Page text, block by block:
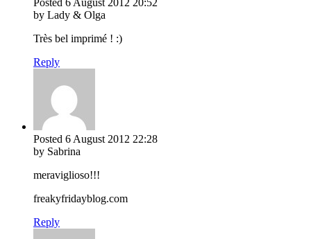
by Lady & Olga
Très bel imprimé ! :)
Reply
Posted 6 August 2012 22:28
by Sabrina
meraviglioso!!!
freakyfridayblog.com
Reply